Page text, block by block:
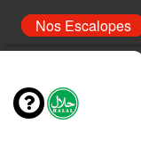
Nos Escalopes